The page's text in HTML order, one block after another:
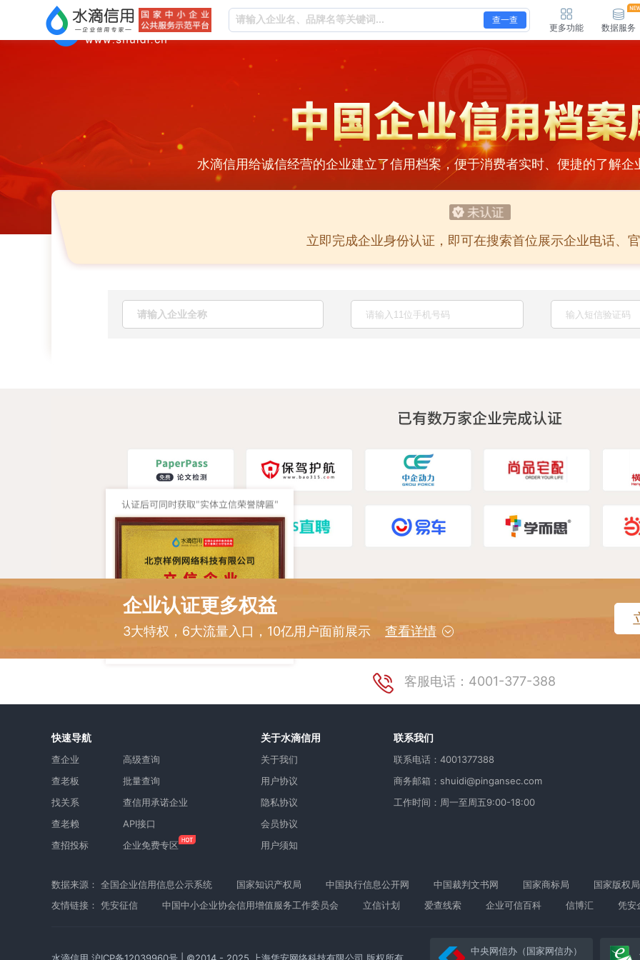
查一查
更多功能 数据服务
水滴信用给诚信经营的企业建立了信用档案，便于消费者实时、便捷的了解企
立即完成企业身份认证，即可在搜索首位展示企业电话、
企业认证更多权益
3大特权，6大流量入口，10亿用户面前展示 查看详情
客服电话：4001-377-388
快速导航
查企业
查老板
找关系
查老赖
查招投标
高级查询
批量查询
查信用承诺企业
API接口
企业免费专区
关于水滴信用
关于我们
用户协议
隐私协议
会员协议
用户须知
联系我们
联系电话：4001377388
商务邮箱：shuidi@pingansec.com
工作时间：周一至周五9:00-18:00
数据来源： 全国企业信用信息公示系统 国家知识产权局 中国执行信息公开网 中国裁判文书网 国家商标局
国家版权局
友情链接： 凭安征信 中国中小企业协会信用增值服务工作委员会 立信计划 爱查线索 企业可信百科 信博汇 凭安
水滴信用 沪ICP备12039960号 | ©2014 - 2025 上海凭安网络科技有限公司 版权所有
中央网信办（国家网信办）